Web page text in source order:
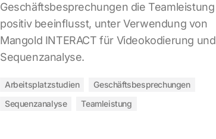
Geschäftsbesprechungen die Teamleistung
positiv beeinflusst, unter Verwendung von
Mangold INTERACT für Videokodierung und
Sequenzanalyse.
Arbeitsplatzstudien
Geschäftsbesprechungen
Sequenzanalyse
Teamleistung